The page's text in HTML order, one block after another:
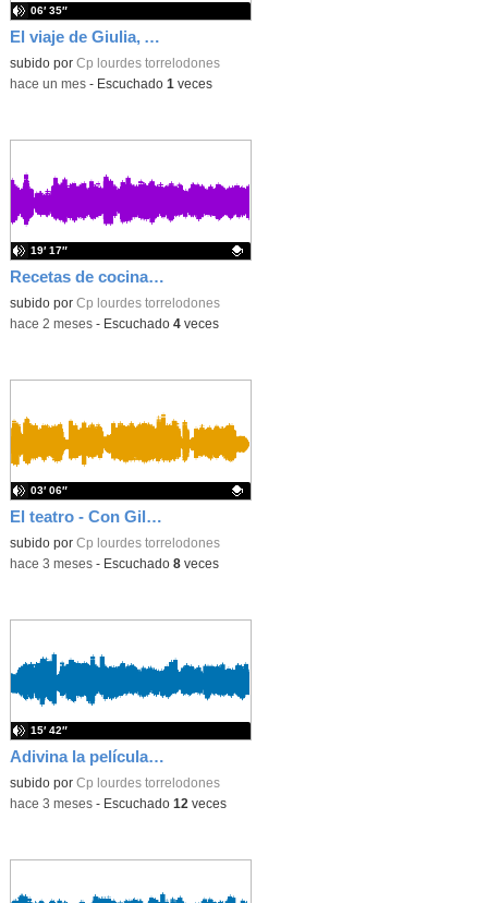
El viaje de Giulia, Ari y Viena :)
subido por Cp lourdes torrelodones
06′ 35″
-hace un mes- Escuchado 1veces
Recetas de cocina - Con Lope, Juan R y Miguel!!
Contenido educativo.
subido por Cp lourdes torrelodones
19′ 17″
-hace 2 meses- Escuchado 4veces
El teatro - Con Gilda! Curso 2025/2026
Contenido educativo.
subido por Cp lourdes torrelodones
03′ 06″
-hace 3 meses- Escuchado 8veces
Adivina la película!! Con Ana, Elia y Dani :) Curso 2025/2026
subido por Cp lourdes torrelodones
15′ 42″
-hace 3 meses- Escuchado 12veces